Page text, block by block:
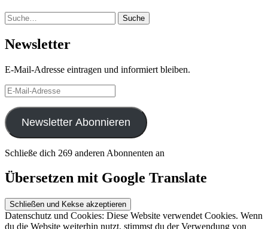
Suche Suche
Newsletter
E-Mail-Adresse eintragen und informiert bleiben.
E-
Mail-
Adresse
Newsletter Abonnieren
Schließe dich 269 anderen Abonnenten an
Übersetzen mit Google Translate
Datenschutz und Cookies: Diese Website verwendet Cookies. Wenn
du die Website weiterhin nutzt, stimmst du der Verwendung von